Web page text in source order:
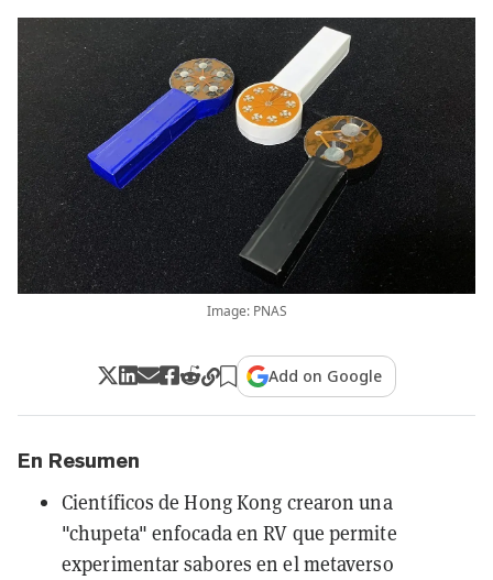
Image: PNAS
Add on Google
En Resumen
Científicos de Hong Kong crearon una
"chupeta" enfocada en RV que permite
experimentar sabores en el metaverso